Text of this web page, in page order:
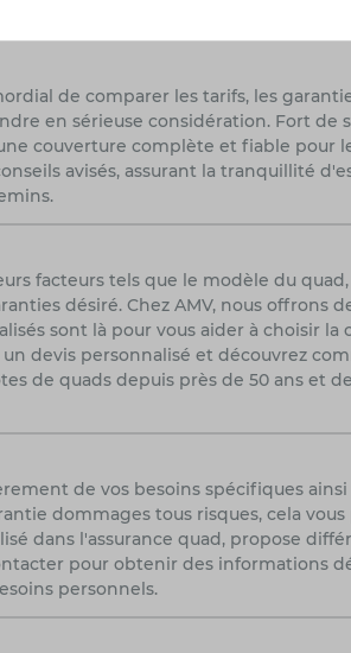
de comparer les tarifs, les
en sérieuse considération. Fort de
couverture complète et fiable pour
avisés, assurant la tranquillité
facteurs tels que le modèle du
désiré. Chez AMV, nous offrons
sont là pour vous aider à choisir
devis personnalisé et découvrez
de quads depuis près de 50 ans et
de vos besoins spécifiques
dommages tous risques, cela
dans l'assurance quad, propose
pour obtenir des informations
personnels.